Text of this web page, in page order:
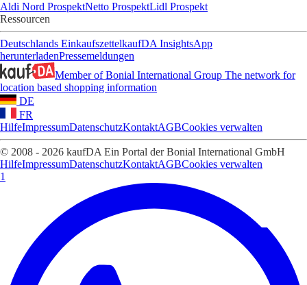
Aldi Nord ProspektNetto ProspektLidl Prospekt
Ressourcen
Deutschlands EinkaufszettelkaufDA InsightsApp
herunterladenPressemeldungen
Member of Bonial International Group The network for
location based shopping information
DE
FR
HilfeImpressumDatenschutzKontaktAGBCookies verwalten
© 2008 - 2026 kaufDA Ein Portal der Bonial International GmbH
HilfeImpressumDatenschutzKontaktAGBCookies verwalten
1